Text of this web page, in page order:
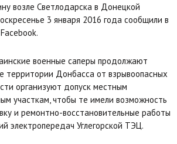
возле Светлодарска в Донецкой
3 января 2016 года сообщили в
военные саперы продолжают
территории Донбасса от взрывоопасных
организуют допуск местным
участкам, чтобы те имели возможность
и ремонтно-восстановительные работы
электропередач Углегорской ТЭЦ.